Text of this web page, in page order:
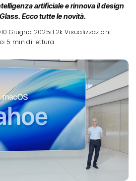
artificiale e rinnova il design
Ecco tutte le novità.
10 Giugno 2025 1.2k Visualizzazioni
5 min di lettura